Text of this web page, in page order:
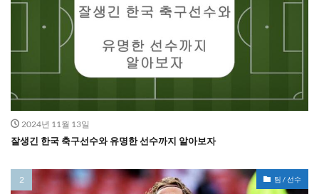
2024년 11월 13일
잘생긴 한국 축구선수와 유명한 선수까지 알아보자
팀 / 선수